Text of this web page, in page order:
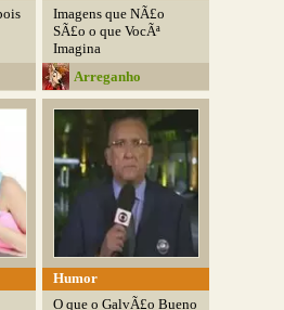
Imagens que NÃ£o
SÃ£o o que VocÃª
Imagina
Arreganho
Humor
O que o GalvÃ£o Bueno